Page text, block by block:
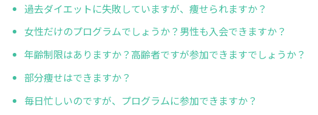
過去ダイエットに失敗していますが、痩せられますか？
女性だけのプログラムでしょうか？男性も入会できますか？
年齢制限はありますか？高齢者ですが参加できますでしょうか？
部分痩せはできますか？
毎日忙しいのですが、プログラムに参加できますか？